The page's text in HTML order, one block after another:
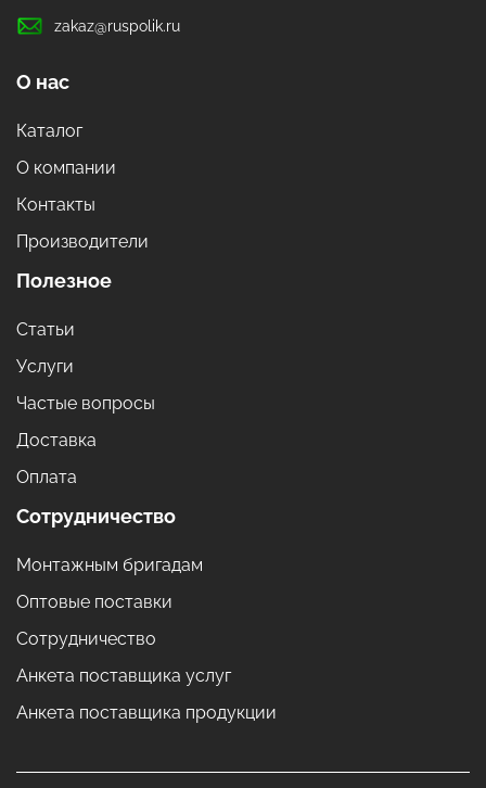
zakaz@ruspolik.ru
О нас
Каталог
О компании
Контакты
Производители
Полезное
Статьи
Услуги
Частые вопросы
Доставка
Оплата
Сотрудничество
Монтажным бригадам
Оптовые поставки
Сотрудничество
Анкета поставщика услуг
Анкета поставщика продукции